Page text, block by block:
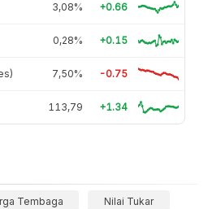
3,08% +0.66
0,28% +0.15
7,50% -0.75
113,79 +1.34
Tembaga Nilai Tukar